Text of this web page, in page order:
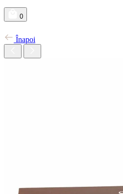
0
Înapoi